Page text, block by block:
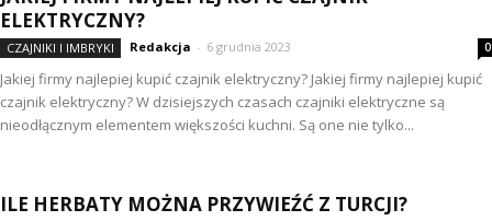
ELEKTRYCZNY?
CZAJNIKI I IMBRYKI Redakcja - 6 grudnia 2023 0
Jakiej firmy najlepiej kupić czajnik elektryczny? Jakiej firmy najlepiej kupić
czajnik elektryczny? W dzisiejszych czasach czajniki elektryczne są
nieodłącznym elementem większości kuchni. Są one nie tylko...
ILE HERBATY MOŻNA PRZYWIEŹĆ Z TURCJI?